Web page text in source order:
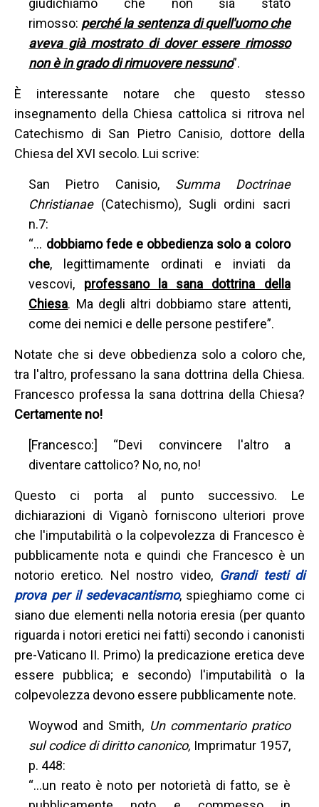
rimosso: perché la sentenza di quell'uomo che
aveva già mostrato di dover essere rimosso
non è in grado di rimuovere nessuno”.
È interessante notare che questo stesso
insegnamento della Chiesa cattolica si ritrova nel
Catechismo di San Pietro Canisio, dottore della
Chiesa del XVI secolo. Lui scrive:
San Pietro Canisio, Summa Doctrinae
Christianae(Catechismo), Sugli ordini sacri
n.7:
“… dobbiamofede e obbedienza solo a coloro
che, legittimamente ordinati e inviati da
vescovi, professano la sana dottrina della
Chiesa. Ma degli altri dobbiamo stare attenti,
come dei nemici e delle persone pestifere”.
Notate che si deve obbedienza solo a coloro che,
tra l'altro, professano la sana dottrina della Chiesa.
Francesco professa la sana dottrina della Chiesa?
Certamente no!
[Francesco:] “Devi convincere l'altro a
diventare cattolico? No, no, no!
Questo ci porta al punto successivo. Le
dichiarazioni di Viganò forniscono ulteriori prove
che l'imputabilità o la colpevolezza di Francesco è
pubblicamente nota e quindi che Francesco è un
notorio eretico. Nel nostro video, Grandi testi di
prova per il sedevacantismo, spieghiamo come ci
siano due elementi nella notoria eresia (per quanto
riguarda i notori eretici nei fatti) secondo i canonisti
pre-Vaticano II. Primo) la predicazione eretica deve
essere pubblica; e secondo) l'imputabilità o la
colpevolezza devono essere pubblicamente note.
Woywod and Smith, Un commentario pratico
sul codice di diritto canonico, Imprimatur 1957,
p. 448:
“…un reato è noto per notorietà di fatto, se è